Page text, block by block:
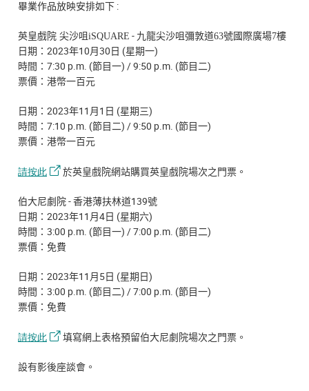
畢業作品放映安排如下 :
英皇戲院 尖沙咀 iSQUARE - 九龍尖沙咀彌敦道63號國際廣場7樓
日期： 2023年10月 30 日 (星期一)
時間： 7:30 p.m. (節目一) / 9:50 p.m. (節目二)
票價：港幣一百元
日期： 2023年11 月 1 日 (星期三)
時間： 7:10 p.m. (節目二) / 9:50 p.m. (節目一)
票價：港幣一百元
請按此 於英皇戲院網站購買英皇戲院場次之門票。
伯大尼劇院 - 香港薄扶林道139號
日期： 2023年11 月 4 日 (星期六)
時間： 3:00 p.m. (節目一) / 7:00 p.m. (節目二)
票價：免費
日期： 2023年11 月 5 日 (星期日 )
時間： 3:00 p.m. (節目二) / 7:00 p.m. (節目一)
票價：免費
請按此 填寫網上表格預留伯大尼劇院場次之門票。
設有影後座談會。